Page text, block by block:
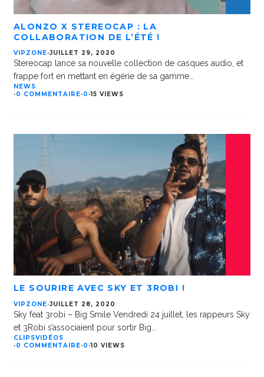
ALONZO X STEREOCAP : LA
COLLABORATION DE L’ÉTÉ !
VIPZONE·JUILLET 29, 2020
Stereocap lance sa nouvelle collection de casques audio, et
frappe fort en mettant en égérie de sa gamme...
NEWS
·0 COMMENTAIRE·0 ·15 VIEWS
LE SOURIRE AVEC SKY ET 3ROBI !
VIPZONE·JUILLET 28, 2020
Sky feat 3robi – Big Smile Vendredi 24 juillet, les rappeurs Sky
et 3Robi s’associaient pour sortir Big
CLIPSVIDÉOS
·0 COMMENTAIRE·0 ·10 VIEWS